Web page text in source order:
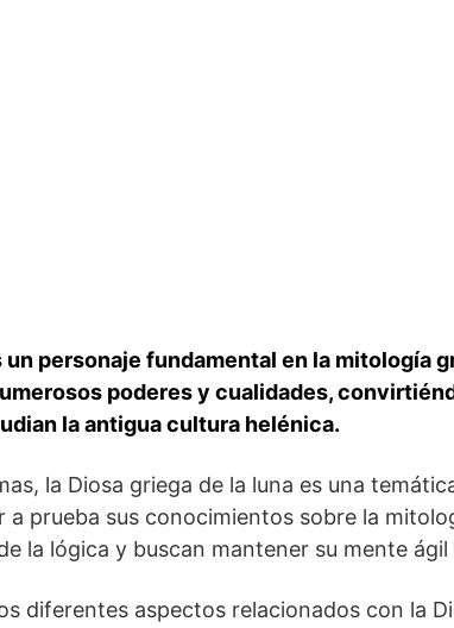
un personaje fundamental en ⁣la mitología
poderes y cualidades,
la antigua cultura helénica.
la Diosa griega de la luna es una
prueba sus conocimientos sobre la
la lógica y buscan mantener su mente
diferentes aspectos relacionados con⁢ la